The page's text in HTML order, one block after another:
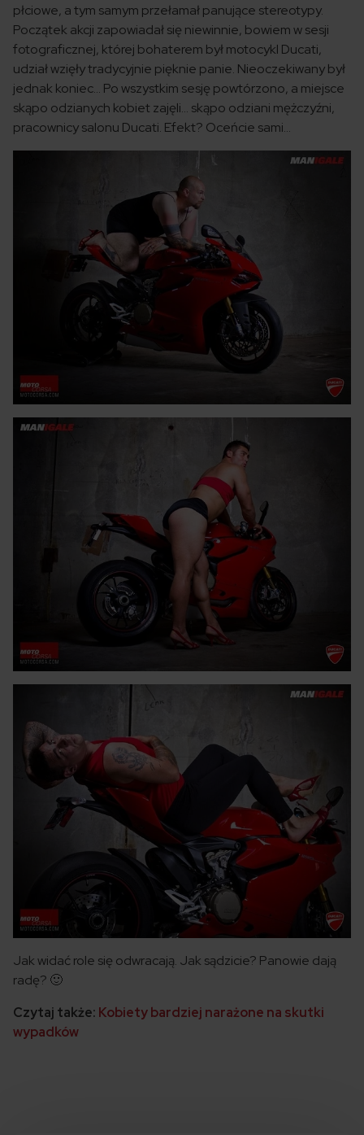
płciowe, a tym samym przełamał panujące stereotypy.
Początek akcji zapowiadał się niewinnie, bowiem w sesji
fotograficznej, której bohaterem był motocykl Ducati,
udział wzięły tradycyjnie pięknie panie. Nieoczekiwany był
jednak koniec… Po wszystkim sesję powtórzono, a miejsce
skąpo odzianych kobiet zajęli… skąpo odziani mężczyźni,
pracownicy salonu Ducati. Efekt? Oceńcie sami…
Jak widać role się odwracają. Jak sądzicie? Panowie dają
radę? 🙂
Czytaj także: Kobiety bardziej narażone na skutki
wypadków